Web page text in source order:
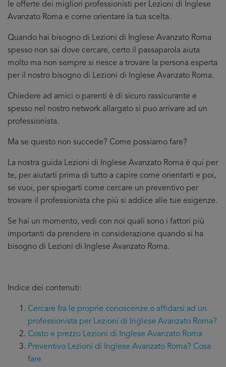
le offerte dei migliori professionisti per Lezioni di Inglese
Avanzato Roma e come orientare la tua scelta.
Quando hai bisogno di Lezioni di Inglese Avanzato Roma
spesso non sai dove cercare, certo il passaparola aiuta
molto ma non sempre si riesce a trovare la persona esperta
per il nostro bisogno di Lezioni di Inglese Avanzato Roma.
Chiedere ad amici o parenti è di sicuro rassicurante e
spesso nel nostro network allargato si puo arrivare ad un
professionista.
Ma se questo non succede? Come possiamo fare?
La nostra guida Lezioni di Inglese Avanzato Roma è qui per
te, per aiutarti prima di tutto a capire come orientarti e poi,
se vuoi, per spiegarti come cercare un preventivo per
trovare il professionista che più si addice alle tue esigenze.
Se hai un momento, vedi con noi quali sono i fattori più
importanti da prendere in considerazione quando si ha
bisogno di Lezioni di Inglese Avanzato Roma.
Indice dei contenuti:
Cercare fra le proprie conoscenze o affidarsi ad un
professionista per Lezioni di Inglese Avanzato Roma?
Costo e prezzo Lezioni di Inglese Avanzato Roma
Preventivo Lezioni di Inglese Avanzato Roma? Cosa
fare